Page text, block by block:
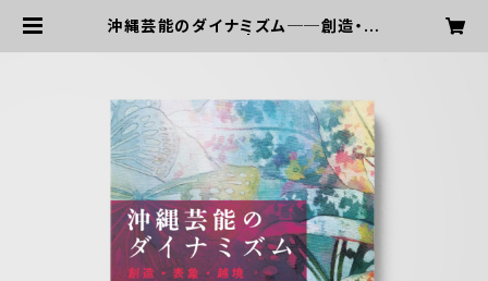
沖縄芸能のダイナミズム──創造・表